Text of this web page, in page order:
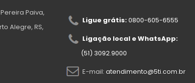
Paiva,
Alegre, RS,
Ligue grátis:0800-605-6555
Ligação local e WhatsApp:
(51) 3092.9000
E-mail: atendimento@5ti.com.br